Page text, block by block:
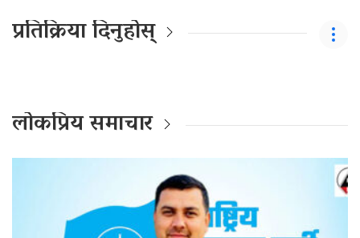
प्रतिक्रिया दिनुहोस्
लोकप्रिय समाचार